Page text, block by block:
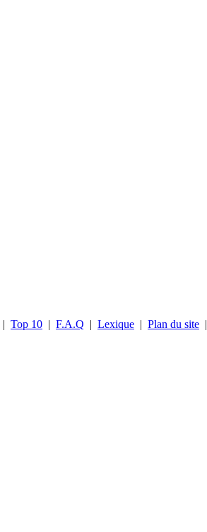
| Top 10 | F.A.Q | Lexique | Plan du site |